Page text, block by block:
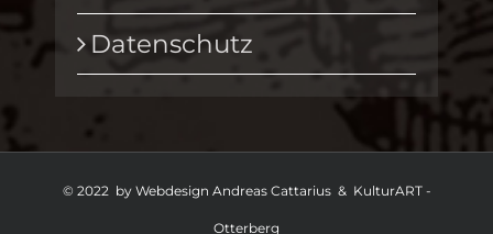
Datenschutz
© 2022 by Webdesign Andreas Cattarius & KulturART -
Otterberg